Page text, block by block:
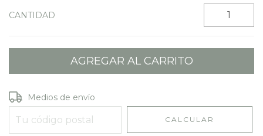
CANTIDAD
Entregas para el CP:
Medios de envío
CALCULAR